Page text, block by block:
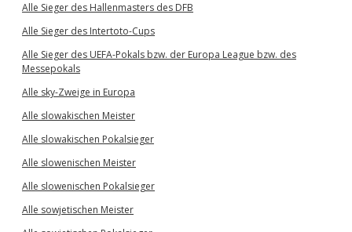
Alle Sieger des Hallenmasters des DFB
Alle Sieger des Intertoto-Cups
Alle Sieger des UEFA-Pokals bzw. der Europa League bzw. des
Messepokals
Alle sky-Zweige in Europa
Alle slowakischen Meister
Alle slowakischen Pokalsieger
Alle slowenischen Meister
Alle slowenischen Pokalsieger
Alle sowjetischen Meister